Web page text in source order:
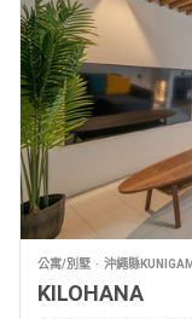
公寓/別墅 沖繩縣
KILOHANA